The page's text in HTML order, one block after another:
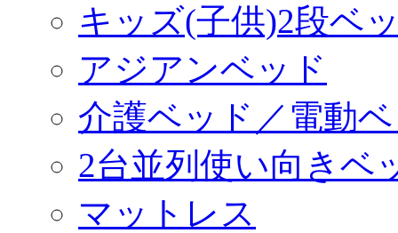
キッズ(子供)2段ベ
アジアンベッド
介護ベッド／電動
2台並列使い向きベ
マットレス